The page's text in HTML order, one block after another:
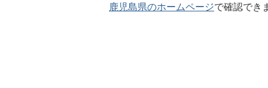
鹿児島県のホームページで確認でき